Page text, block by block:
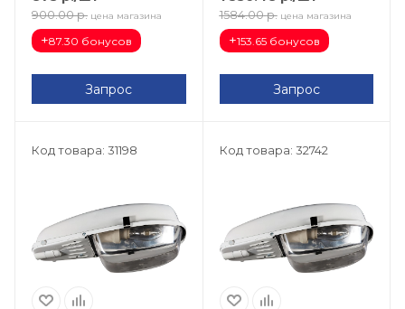
900.00 р. цена магазина
+87.30 бонусов
Запрос
1584.00 р. цена магазина
+153.65 бонусов
Запрос
Код товара: 31198 Код товара: 32742